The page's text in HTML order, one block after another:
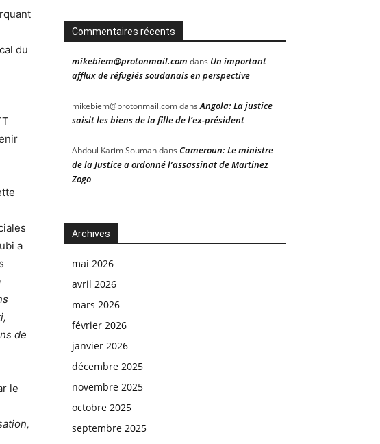
du
a
de
le
Commentaires récents
mikebiem@protonmail.com dans Un important
afflux de réfugiés soudanais en perspective
mikebiem@protonmail.comdansAngola: La justice
saisit les biens de la fille de l’ex-président
Abdoul Karim Soumahdans Cameroun: Le ministre
de la Justice a ordonné l’assassinat de Martinez
Zogo
Archives
mai 2026
avril 2026
mars 2026
février 2026
janvier 2026
décembre 2025
novembre 2025
octobre 2025
septembre 2025